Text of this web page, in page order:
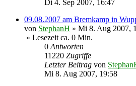
Di 4. Sep 2007, 16:47
09.08.2007 am Bremkamp in
von StephanH » Mi 8. Aug 2007,
» Lesezeit ca. 0 Min.
0Antworten
11220 Zugriffe
Letzter Beitrag von
Mi 8. Aug 2007, 19:58